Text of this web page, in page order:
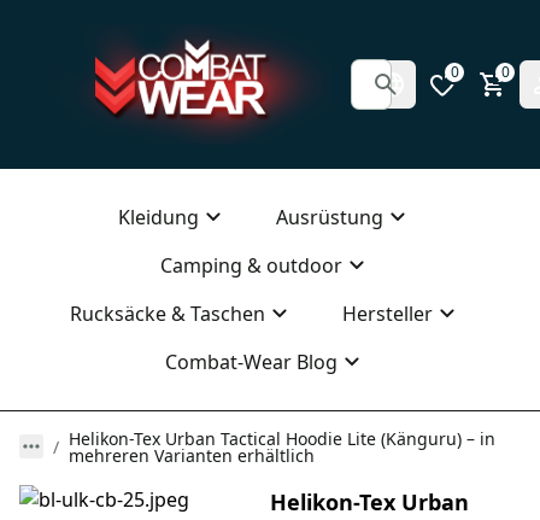
0 0
Kleidung
Ausrüstung
Camping & outdoor
Rucksäcke & Taschen
Hersteller
Combat-Wear Blog
Helikon-Tex Urban Tactical Hoodie Lite (Känguru) – in
mehreren Varianten erhältlich
Helikon-Tex Urban